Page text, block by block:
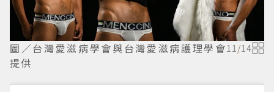
圖／台灣愛滋病學會與台灣愛滋病護理學會
提供
11 /14